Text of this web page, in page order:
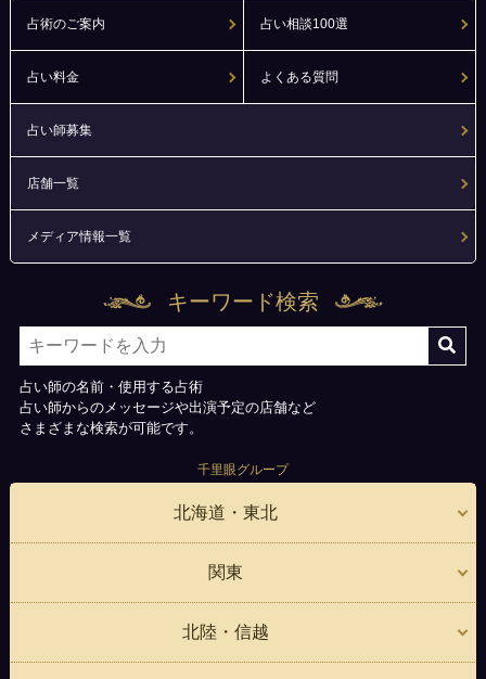
占術のご案内 占い相談100選
占い料金 よくある質問
占い師募集
店舗一覧
メディア情報一覧
キーワード検索
占い師の名前・使用する占術
占い師からのメッセージや出演予定の店舗など
さまざまな検索が可能です。
千里眼グループ
北海道・東北
関東
北陸・信越